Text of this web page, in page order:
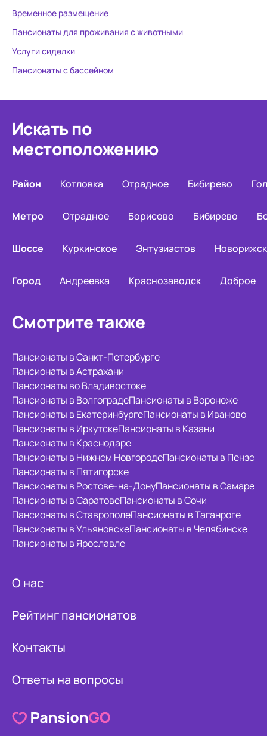
Временное размещение
Пансионаты для проживания с животными
Услуги сиделки
Пансионаты с бассейном
Искать по
местоположению
Район Котловка Отрадное Бибирево
Метро Отрадное Борисово Бибирево
Шоссе Куркинское Энтузиастов
Город Андреевка Краснозаводск Доброе
Смотрите также
Пансионаты в Санкт-Петербурге
Пансионаты в Астрахани
Пансионаты во Владивостоке
Пансионаты в ВолгоградеПансионаты в Воронеже
Пансионаты в ЕкатеринбургеПансионаты в Иваново
Пансионаты в ИркутскеПансионаты в Казани
Пансионаты в Краснодаре
Пансионаты в Нижнем НовгородеПансионаты в Пензе
Пансионаты в Пятигорске
Пансионаты в Ростове-на-ДонуПансионаты в Самаре
Пансионаты в СаратовеПансионаты в Сочи
Пансионаты в СтаврополеПансионаты в Таганроге
Пансионаты в УльяновскеПансионаты в Челябинске
Пансионаты в Ярославле
О нас
Рейтинг пансионатов
Контакты
Ответы на вопросы